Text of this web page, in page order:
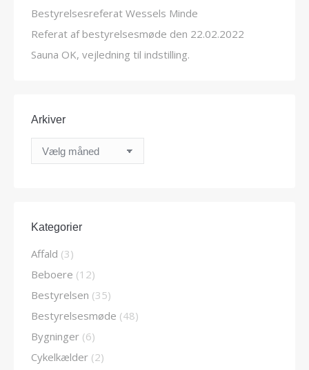
Bestyrelsesreferat Wessels Minde
Referat af bestyrelsesmøde den 22.02.2022
Sauna OK, vejledning til indstilling.
Arkiver
Arkiver
Kategorier
Affald (3)
Beboere (12)
Bestyrelsen (35)
Bestyrelsesmøde (48)
Bygninger (6)
Cykelkælder (2)